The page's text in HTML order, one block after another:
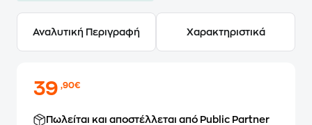
Αναλυτική Περιγραφή Χαρακτηριστικά
39,90€
Πωλείται και αποστέλλεται από Public Partner